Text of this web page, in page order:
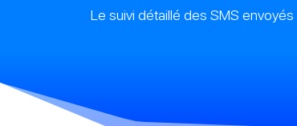
Le suivi détaillé des SMS